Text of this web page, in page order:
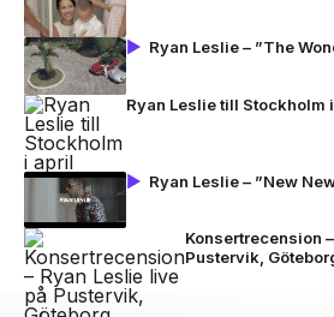
Ryan Leslie – ”The
Ryan Leslie till Stockholm
Ryan Leslie – ”New
Konsertrecension
Pustervik,